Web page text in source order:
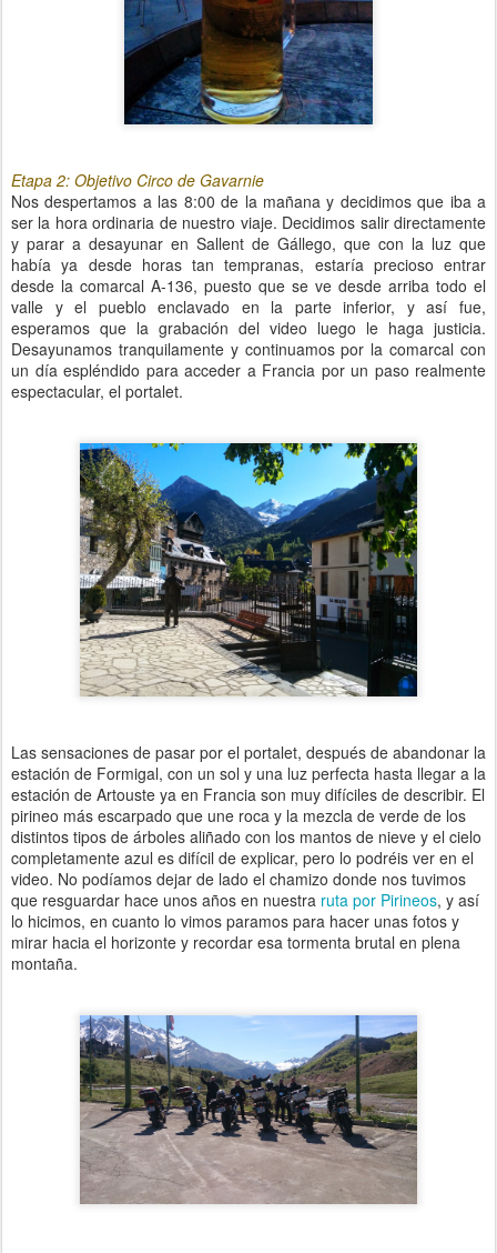
Etapa 2: Objetivo Circo de Gavarnie
Nos despertamos a las 8:00 de la mañana y decidimos que iba a
ser la hora ordinaria de nuestro viaje. Decidimos salir directamente
y parar a desayunar en Sallent de Gállego, que con la luz que
había ya desde horas tan tempranas, estaría precioso entrar
desde la comarcal A-136, puesto que se ve desde arriba todo el
valle y el pueblo enclavado en la parte inferior, y así fue,
esperamos que la grabación del video luego le haga justicia.
Desayunamos tranquilamente y continuamos por la comarcal con
un día espléndido para acceder a Francia por un paso realmente
espectacular, el portalet.
Las sensaciones de pasar por el portalet, después de abandonar la
estación de Formigal, con un sol y una luz perfecta hasta llegar a la
estación de Artouste ya en Francia son muy difíciles de describir. El
pirineo más escarpado que une roca y la mezcla de verde de los
distintos tipos de árboles aliñado con los mantos de nieve y el cielo
completamente azul es difícil de explicar, pero lo podréis ver en el
video. No podíamos dejar de lado el chamizo donde nos tuvimos
que resguardar hace unos años en nuestra ruta por Pirineos, y así
lo hicimos, en cuanto lo vimos paramos para hacer unas fotos y
mirar hacia el horizonte y recordar esa tormenta brutal en plena
montaña.